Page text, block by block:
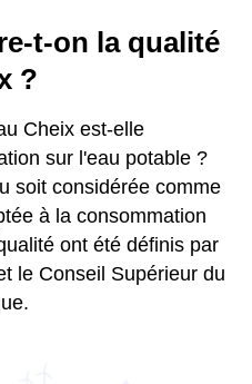
t-on la qualité
?
Cheix est-elle
sur l'eau potable ?
soit considérée comme
à la consommation
ont été définis par
le Conseil Supérieur du